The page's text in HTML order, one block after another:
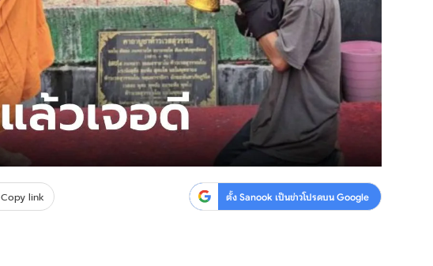
Copy link ตั้ง Sanook เป็นข่าวโปรดบน Google